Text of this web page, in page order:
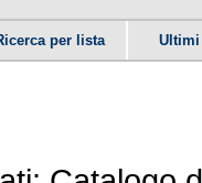
per lista